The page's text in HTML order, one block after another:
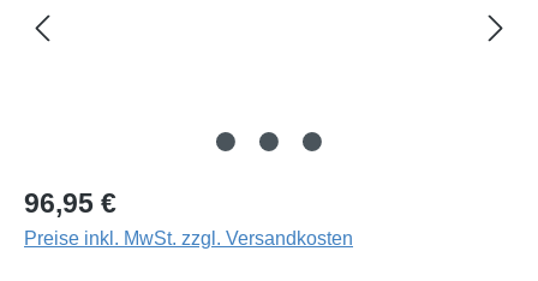
Regulärer Preis:
96,95 €
Preise inkl. MwSt. zzgl. Versandkosten